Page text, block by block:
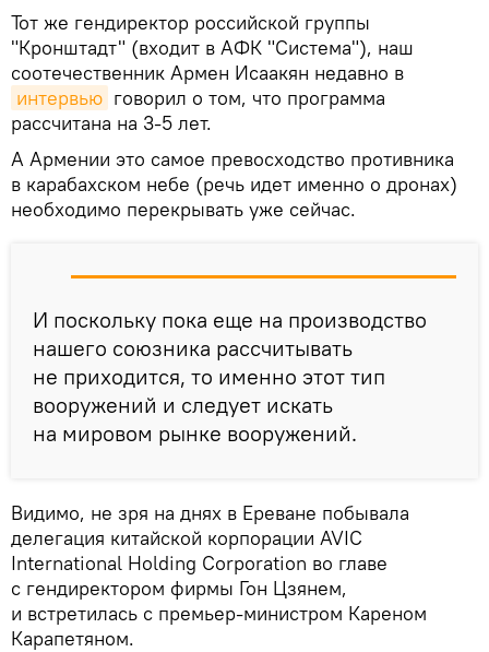
Тот же гендиректор российской группы
"Кронштадт" (входит в АФК "Система"), наш
соотечественник Армен Исаакян недавно в
интервью говорил о том, что программа
рассчитана на 3-5 лет.
А Армении это самое превосходство противника
в карабахском небе (речь идет именно о дронах)
необходимо перекрывать уже сейчас.
И поскольку пока еще на производство
нашего союзника рассчитывать
не приходится, то именно этот тип
вооружений и следует искать
на мировом рынке вооружений.
Видимо, не зря на днях в Ереване побывала
делегация китайской корпорации AVIC
International Holding Corporation во главе
с гендиректором фирмы Гон Цзянем,
и встретилась с премьер-министром Кареном
Карапетяном.